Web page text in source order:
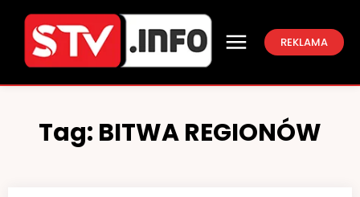
REKLAMA
Tag: BITWA REGIONÓW